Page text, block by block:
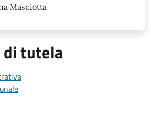
Masciotta
tutela